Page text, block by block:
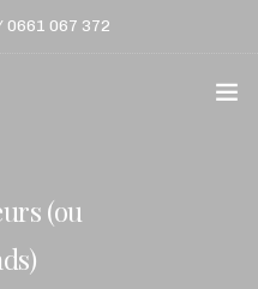
0661 067 372
(ou